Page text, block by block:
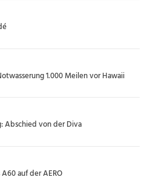
1.000 Meilen vor Hawaii
Abschied von der Diva
auf der AERO